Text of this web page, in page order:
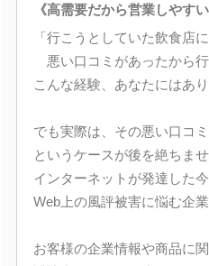
《高需要だから営業しやすい
「行こうとしていた飲食店に
悪い口コミがあったから行
こんな経験、あなたにはあ
でも実際は、その悪い口コ
というケースが後を絶ちませ
インターネットが発達した今
Web上の風評被害に悩む企業
お客様の企業情報や商品に